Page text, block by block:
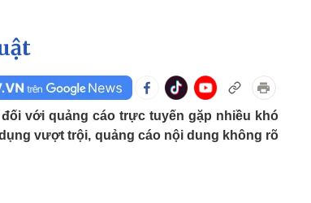
Infographic
Ô tô - Xe máy
Doanh nghiệp
với quảng cáo trực tuyến gặp nhiều khó
vượt trội, quảng cáo nội dung không rõ